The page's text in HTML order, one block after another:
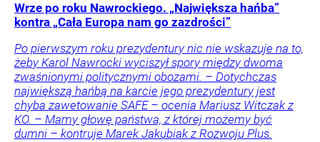
Wrze po roku Nawrockiego. „Największa hańba”
kontra „Cała Europa nam go zazdrości”
Po pierwszym roku prezydentury nic nie wskazuje na to,
żeby Karol Nawrocki wyciszył spory między dwoma
zwaśnionymi politycznymi obozami. – Dotychczas
największą hańbą na karcie jego prezydentury jest
chyba zawetowanie SAFE – ocenia Mariusz Witczak z
KO. – Mamy głowę państwa, z której możemy być
dumni – kontruje Marek Jakubiak z Rozwoju Plus.